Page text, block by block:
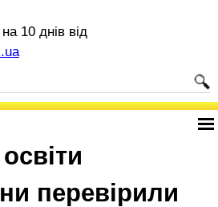
10 днів від
перевірили